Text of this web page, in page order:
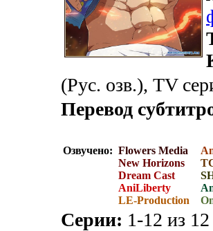
(Рус. озв.), TV
Перевод
Озвучено: Flowers Media
New Horizons
Dream Cast
AniLiberty
LE-Production
Серии: 1-12 из